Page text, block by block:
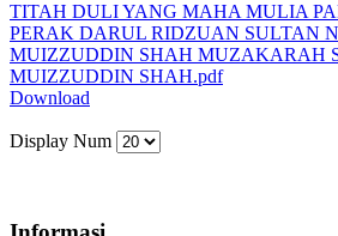
TITAH DULI YANG MAHA MULIA
PERAK DARUL RIDZUAN SULTAN
MUIZZUDDIN SHAH MUZAKARAH
MUIZZUDDIN SHAH.pdf
Download
Display Num